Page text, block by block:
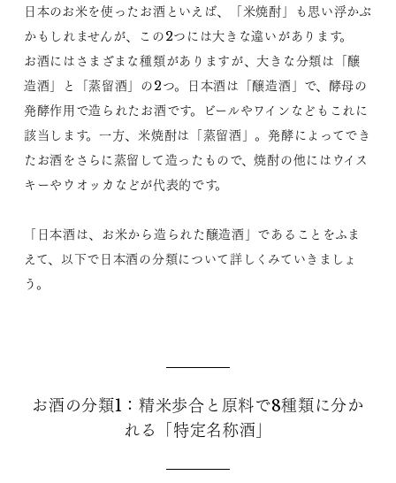
日本のお米を使ったお酒といえば、「米焼酎」も思い浮かぶ
かもしれませんが、この2つには大きな違いがあります。
お酒にはさまざまな種類がありますが、大きな分類は「醸
造酒」と「蒸留酒」の2つ。日本酒は「醸造酒」で、酵母の
発酵作用で造られたお酒です。ビールやワインなどもこれに
該当します。一方、米焼酎は「蒸留酒」。発酵によってでき
たお酒をさらに蒸留して造ったもので、焼酎の他にはウイス
キーやウオッカなどが代表的です。
「日本酒は、お米から造られた醸造酒」であることをふま
えて、以下で日本酒の分類について詳しくみていきましょ
う。
お酒の分類1：精米歩合と原料で8種類に分か
れる「特定名称酒」